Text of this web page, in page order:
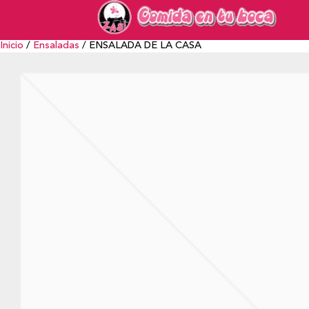
Inicio / Ensaladas / ENSALADA DE LA CASA